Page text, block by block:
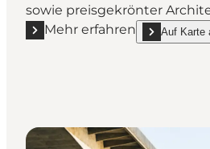
sowie preisgekrönter
Mehr erfahren
Mehr erfahren "Die Auf Karte
show Die